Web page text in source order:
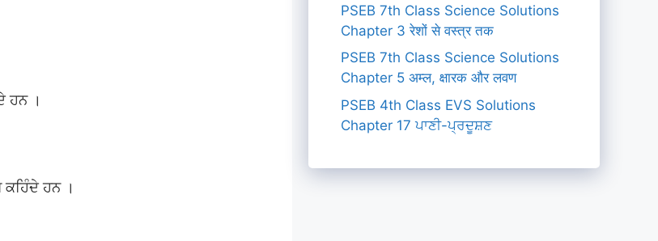
ਹਨ ।
ਹਨ ।
PSEB 7th Class Science Solutions
Chapter 3 रेशों से वस्त्र तक
PSEB 7th Class Science Solutions
Chapter 5 अम्ल, क्षारक और लवण
PSEB 4th Class EVS Solutions
Chapter 17 ਪਾਣੀ-ਪ੍ਰਦੂਸ਼ਣ